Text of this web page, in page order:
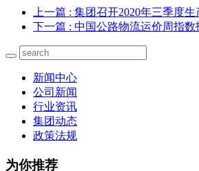
上一篇 : 集团召开2020年三季度
下一篇 : 中国公路物流运价周指数
新闻中心
公司新闻
行业资讯
集团动态
政策法规
为你推荐